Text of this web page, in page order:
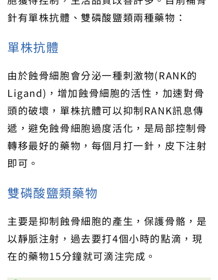
針有單株抗體、雙磷酸鹽類兩種藥物：
單株抗體
由於蝕骨細胞會分泌一種刺激物(RANK的
Ligand)，增加蝕骨細胞的活性，加速對骨
頭的破壞，單株抗體可以抑制RANK訊息傳
遞，避免蝕骨細胞過度活化，是局部控制骨
轉移最好的藥物，每個月打一針，皮下注射
即可。
雙磷酸鹽類藥物
主要是抑制蝕骨細胞的產生，保護骨骼，是
以靜脈注射，過去要打4個小時的點滴，現
在的藥物15分鐘就可滴注完成。